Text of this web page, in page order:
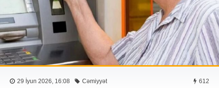
29 İyun 2026, 16:08 Cəmiyyət 612